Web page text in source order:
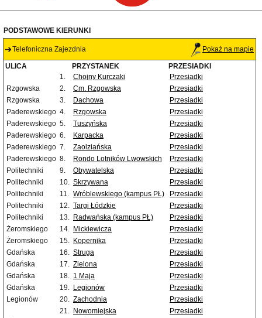
PODSTAWOWE KIERUNKI
Telefoniczna Zajezdnia Pokaż na mapie
ULICA PRZYSTANEK
PRZESIADKI
1.
Chojny Kurczaki
Przesiadki
Rzgowska
2. Cm. Rzgowska
Przesiadki
Rzgowska
3. Dachowa
Przesiadki
Paderewskiego 4. Rzgowska
Przesiadki
Paderewskiego 5. Tuszyńska
Przesiadki
Paderewskiego 6. Karpacka
Przesiadki
Paderewskiego 7. Zaolziańska
Przesiadki
Paderewskiego 8. Rondo Lotników Lwowskich
Przesiadki
Politechniki
9. Obywatelska
Przesiadki
Politechniki
10. Skrzywana
Przesiadki
Politechniki
11. Wróblewskiego (kampus PŁ)
Przesiadki
Politechniki
12. Targi Łódzkie
Przesiadki
Politechniki
13. Radwańska (kampus PŁ)
Przesiadki
Żeromskiego
14. Mickiewicza
Przesiadki
Żeromskiego
15. Kopernika
Przesiadki
Gdańska
16. Struga
Przesiadki
Gdańska
17. Zielona
Przesiadki
Gdańska
18. 1 Maja
Przesiadki
Gdańska
19. Legionów
Przesiadki
Legionów
20. Zachodnia
Przesiadki
21. Nowomiejska
Przesiadki